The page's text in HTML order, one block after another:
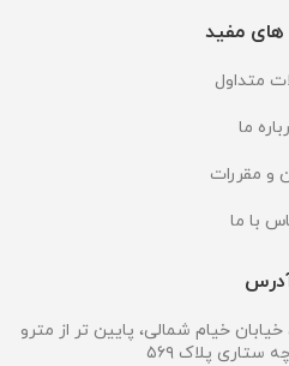
مفید
متداول
ما
و مقررات
با ما
خیام شمالی، پایین تر از مترو
پلاک ۵۶۹